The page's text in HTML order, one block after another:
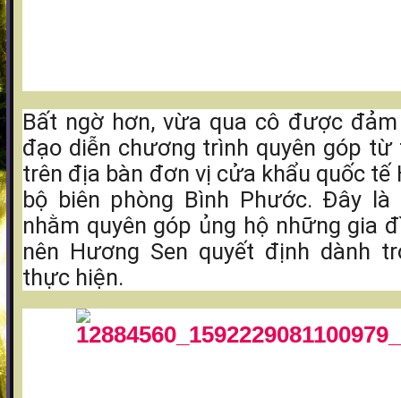
Bất ngờ hơn, vừa qua cô được
đạo diễn chương trình quyên góp từ
trên địa bàn đơn vị cửa khẩu quốc tế
bộ biên phòng Bình Phước. Đây
nhằm quyên góp ủng hộ những gia
nên Hương Sen quyết định dành
thực hiện.